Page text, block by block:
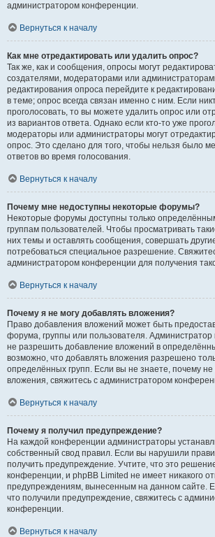
администратором конференции.
Вернуться к началу
Как мне отредактировать или удалить опрос?
Так же, как и сообщения, опросы могут
создателями, модераторами или
редактирования опроса перейдите к
в теме; опрос всегда связан именно с ним. Если
проголосовать, то вы можете удалить опрос или
из вариантов ответа. Однако если кто-то уже
модераторы или администраторы могут
опрос. Это сделано для того, чтобы нельзя было
ответов во время голосования.
Вернуться к началу
Почему мне недоступны некоторые форумы?
Некоторые форумы доступны только
группам пользователей. Чтобы просматривать
них темы и оставлять сообщения, совершать
потребоваться специальное разрешение.
администратором конференции для получения
Вернуться к началу
Почему я не могу добавлять вложения?
Право добавления вложений может быть
форума, группы или пользователя.
не разрешить добавление вложений в
возможно, что добавлять вложения разрешено
определённых групп. Если вы не знаете, почему
вложения, свяжитесь с администратором
Вернуться к началу
Почему я получил предупреждение?
На каждой конференции администраторы
собственный свод правил. Если вы нарушили
получить предупреждение. Учтите, что это
конференции, и phpBB Limited не имеет никакого
предупреждениям, вынесенным на данном сайте.
что получили предупреждение, свяжитесь с
конференции.
Вернуться к началу